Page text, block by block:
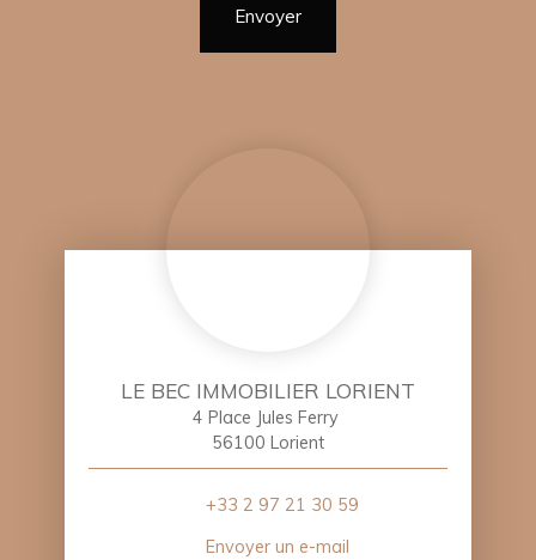
Envoyer
LE BEC IMMOBILIER LORIENT
4 Place Jules Ferry
56100 Lorient
+33 2 97 21 30 59
Envoyer un e-mail